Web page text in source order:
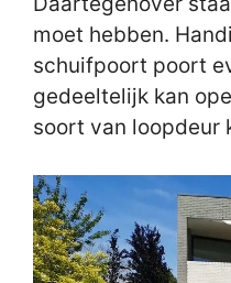
moet hebben.
schuifpoort poort
gedeeltelijk kan
soort van loopdeur